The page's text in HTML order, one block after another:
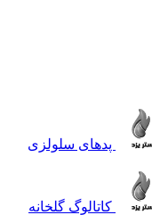
پدهای سلولزی
کاتالوگ گلخانه